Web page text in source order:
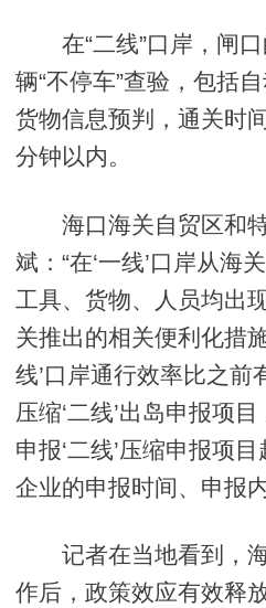
在“二线”口岸，闸口
辆“不停车”查验，包括
货物信息预判，通关时
分钟以内。
海口海关自贸区和特
斌：“在‘一线’口岸从海
工具、货物、人员均出
关推出的相关便利化措
线’口岸通行效率比之前
压缩‘二线’出岛申报项
申报‘二线’压缩申报项
企业的申报时间、申报
记者在当地看到，海
作后，政策效应有效释